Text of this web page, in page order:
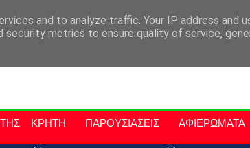
Εκδηλώσεις Στην Κρήτη Kriti Traveller
ΚΡΗΤΗ ΠΑΡΟΥΣΙΑΣΕΙΣ ΑΦΙΕΡΩΜΑΤΑ
and to analyze traffic. Your IP address and
security metrics to ensure quality of service,